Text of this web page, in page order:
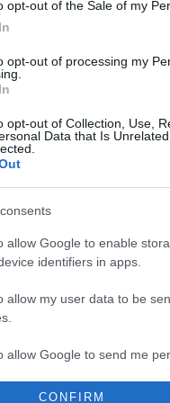
opt-out of the Sale of my
opt-out of processing my
opt-out of Collection, Use,
Data that Is
allow Google to enable
identifiers in apps.
allow my user data to be
allow Google to send me
allow Google to enable
CONFIRM
projektbe, majd
Apple előadások
minőségben, de
mindig úgy vagyok,
post, oszd meg Facebookon